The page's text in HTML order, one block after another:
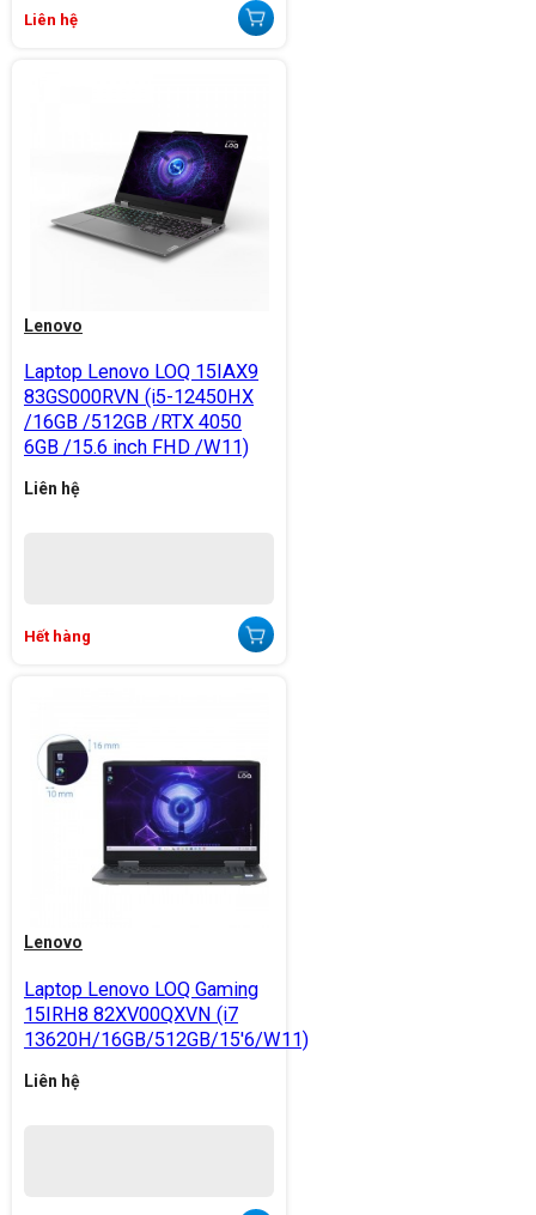
Liên hệ
Lenovo
Laptop Lenovo LOQ 15IAX9
83GS000RVN (i5-12450HX
/16GB /512GB /RTX 4050
6GB /15.6 inch FHD /W11)
Liên hệ
Hết hàng
Lenovo
Laptop Lenovo LOQ Gaming
15IRH8 82XV00QXVN (i7
13620H/16GB/512GB/15'6/W11)
Liên hệ